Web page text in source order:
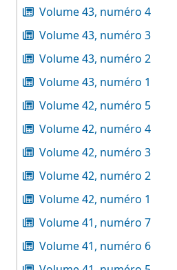
Volume 43, numéro 4
Volume 43, numéro 3
Volume 43, numéro 2
Volume 43, numéro 1
Volume 42, numéro 5
Volume 42, numéro 4
Volume 42, numéro 3
Volume 42, numéro 2
Volume 42, numéro 1
Volume 41, numéro 7
Volume 41, numéro 6